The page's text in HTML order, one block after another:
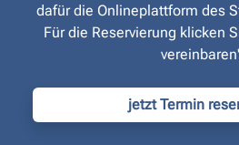
dafür die Onlineplattform des
Für die Reservierung klicken
jetzt Termin